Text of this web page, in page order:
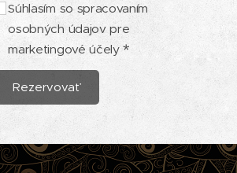
Súhlasím so spracovaním
osobných údajov pre
marketingové účely
Rezervovať